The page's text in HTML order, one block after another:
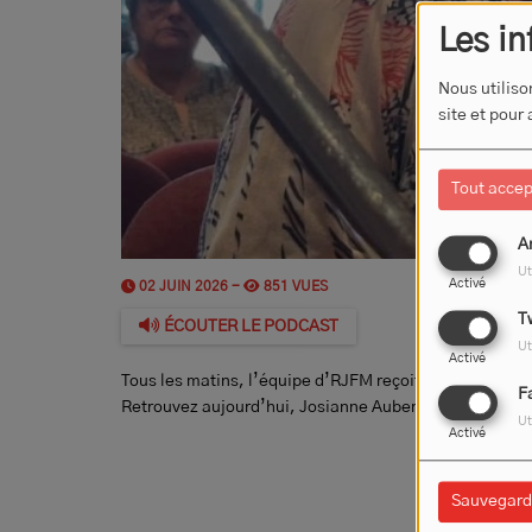
Les
Nous
site et pour
Tout
Activé
Activé
Activé
02 JUIN 2026 - 851 VUES
ÉCOUTER LE PODCAST
Tous les matins, l’équipe d’RJFM reçoit un acteur de
Retrouvez aujourd’hui, Josianne Auberger, maire de